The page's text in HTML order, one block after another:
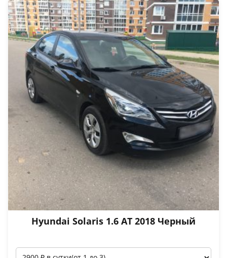
Hyundai Solaris 1.6 АТ 2018 Черный